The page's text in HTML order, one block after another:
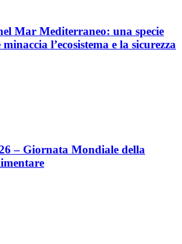
Mar Mediterraneo: una specie
l’ecosistema e la sicurezza
– Giornata Mondiale della